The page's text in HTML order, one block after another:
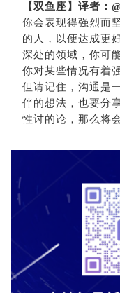
【双鱼座】 译者：
你会表现得强烈而
的人，以便达成更
深处的领域，你可
你对某些情况有着
但请记住，沟通是
伴的想法，也要分
性讨的论，那么将